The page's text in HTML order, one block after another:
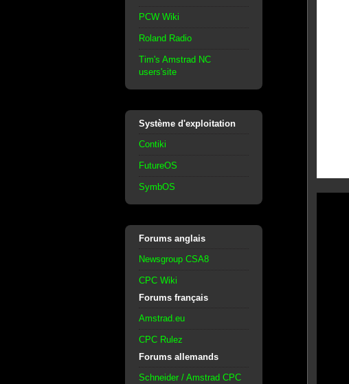
PCW Wiki
Roland Radio
Tim's Amstrad NC
users'site
Système d'exploitation
Contiki
FutureOS
SymbOS
Forums anglais
Newsgroup CSA8
CPC Wiki
Forums français
Amstrad.eu
CPC Rulez
Forums allemands
Schneider / Amstrad CPC